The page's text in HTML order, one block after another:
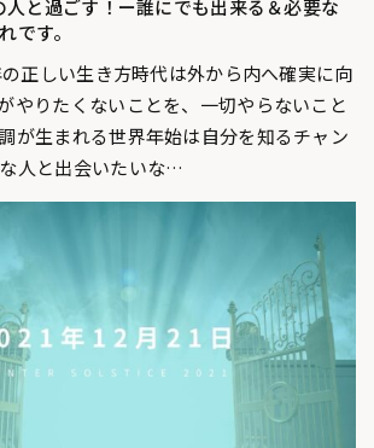
と過ごす！ー誰にでも出来る＆必要な
です。
正しい生き方時代は外から内へ確実に向
やりたくないことを、一切やらないこと
が生まれる世界年始は自分を知るチャン
人と出会いたいな…